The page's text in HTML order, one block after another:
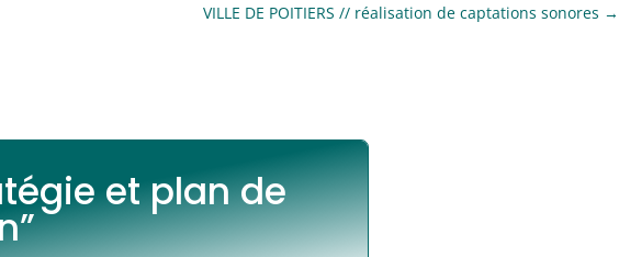
VILLE DE POITIERS // réalisation de captations sonores →
et plan de